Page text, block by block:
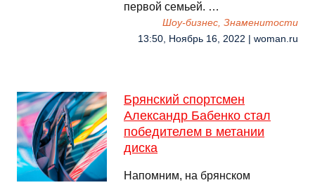
первой семьей. …
Шоу-бизнес, Знаменитости
13:50, Ноябрь 16, 2022 | woman.ru
Брянский спортсмен
Александр Бабенко стал
победителем в метании
диска
Напомним, на брянском